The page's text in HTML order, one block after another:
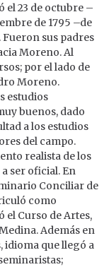
el 23 de octubre –
de 1795 –de
sus padres
Moreno. Al
por el lado de
Moreno.
estudios
buenos, dado
a los estudios
del campo.
realista de los
ser oficial. En
Conciliar de
como
el Curso de Artes,
Además en
idioma que llegó a